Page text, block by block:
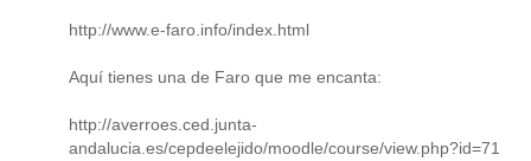
http://www.e-faro.info/index.html
Aquí tienes una de Faro que me encanta:
http://averroes.ced.junta-
andalucia.es/cepdeelejido/moodle/course/view.php?id=71